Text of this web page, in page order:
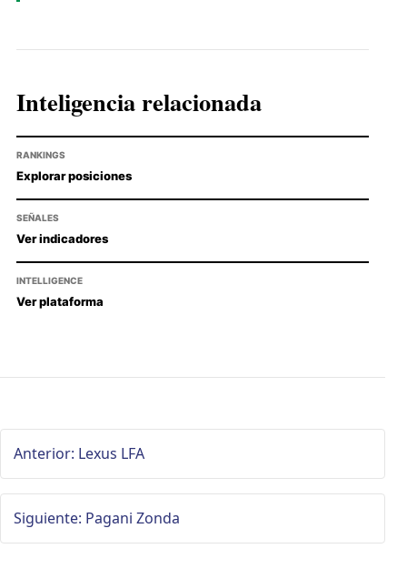
Inteligencia relacionada
RANKINGS
Explorar posiciones
SEÑALES
Ver indicadores
INTELLIGENCE
Ver plataforma
Anterior: Lexus LFA
Siguiente: Pagani Zonda